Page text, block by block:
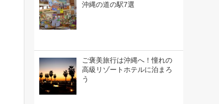
沖縄の道の駅7選
ご褒美旅行は沖縄へ！憧れの
高級リゾートホテルに泊まろ
う